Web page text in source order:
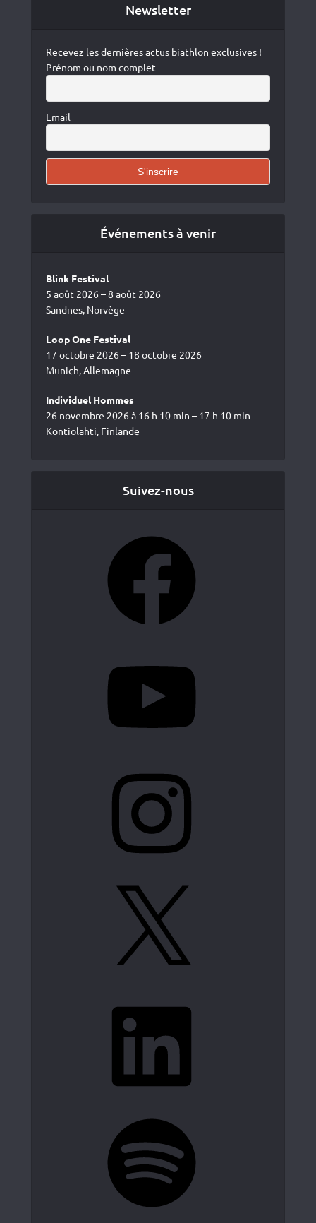
Newsletter
Recevez les dernières actus biathlon exclusives !
Prénom ou nom complet
Email
Événements à venir
Blink Festival
5 août 2026 – 8 août 2026
Sandnes, Norvège
Loop One Festival
17 octobre 2026 – 18 octobre 2026
Munich, Allemagne
Individuel Hommes
26 novembre 2026 à 16 h 10 min – 17 h 10 min
Kontiolahti, Finlande
Suivez-nous